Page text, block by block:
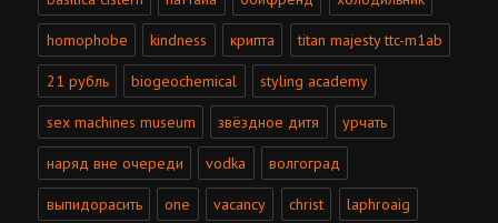
homophobe kindness крипта titan majesty ttc-m1ab
21 рубль biogeochemical styling academy
sex machines museum звёздное дитя урчать
наряд вне очереди vodka волгоград
выпидорасить one vacancy christ laphroaig